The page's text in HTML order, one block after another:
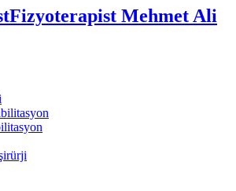
Fizyoterapist Mehmet Ali